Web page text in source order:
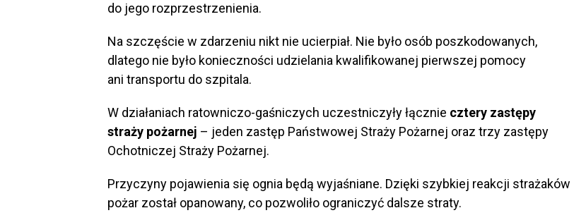
do jego rozprzestrzenienia.
Na szczęście w zdarzeniu nikt nie ucierpiał. Nie było osób poszkodowanych,
dlatego nie było konieczności udzielania kwalifikowanej pierwszej pomocy
ani transportu do szpitala.
W działaniach ratowniczo-gaśniczych uczestniczyły łącznie cztery zastępy
straży pożarnej – jeden zastęp Państwowej Straży Pożarnej oraz trzy zastępy
Ochotniczej Straży Pożarnej.
Przyczyny pojawienia się ognia będą wyjaśniane. Dzięki szybkiej reakcji strażaków
pożar został opanowany, co pozwoliło ograniczyć dalsze straty.